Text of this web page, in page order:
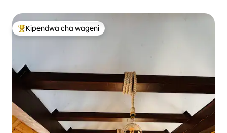
Kipendwa maarufu cha wageni
Kipendwa cha wageni